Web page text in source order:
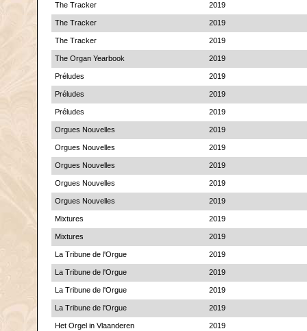
The Tracker 2019
The Tracker 2019
The Tracker 2019
The Organ Yearbook 2019
Préludes 2019
Préludes 2019
Préludes 2019
Orgues Nouvelles 2019
Orgues Nouvelles 2019
Orgues Nouvelles 2019
Orgues Nouvelles 2019
Orgues Nouvelles 2019
Mixtures 2019
Mixtures 2019
La Tribune de l'Orgue 2019
La Tribune de l'Orgue 2019
La Tribune de l'Orgue 2019
La Tribune de l'Orgue 2019
Het Orgel in Vlaanderen 2019